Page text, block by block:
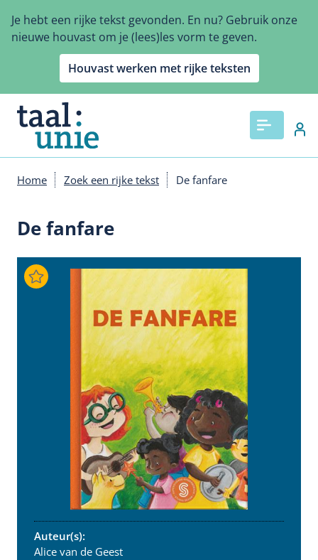
en
naar
gaan
Je hebt een rijke tekst gevonden. En nu? Gebruik onze
nieuwe houvast om je (lees)les vorm te geven.
Houvast werken met rijke teksten
Home Zoek een rijke tekst De fanfare
De fanfare
Auteur(s):
Alice van de Geest